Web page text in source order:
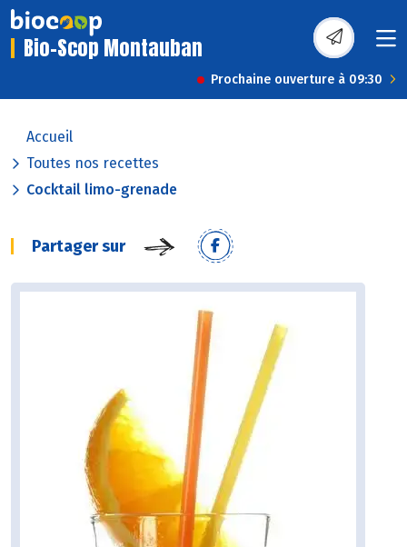
Bio-Scop Montauban
Prochaine ouverture à 09:30
Accueil
Toutes nos recettes
Cocktail limo-grenade
Partager sur